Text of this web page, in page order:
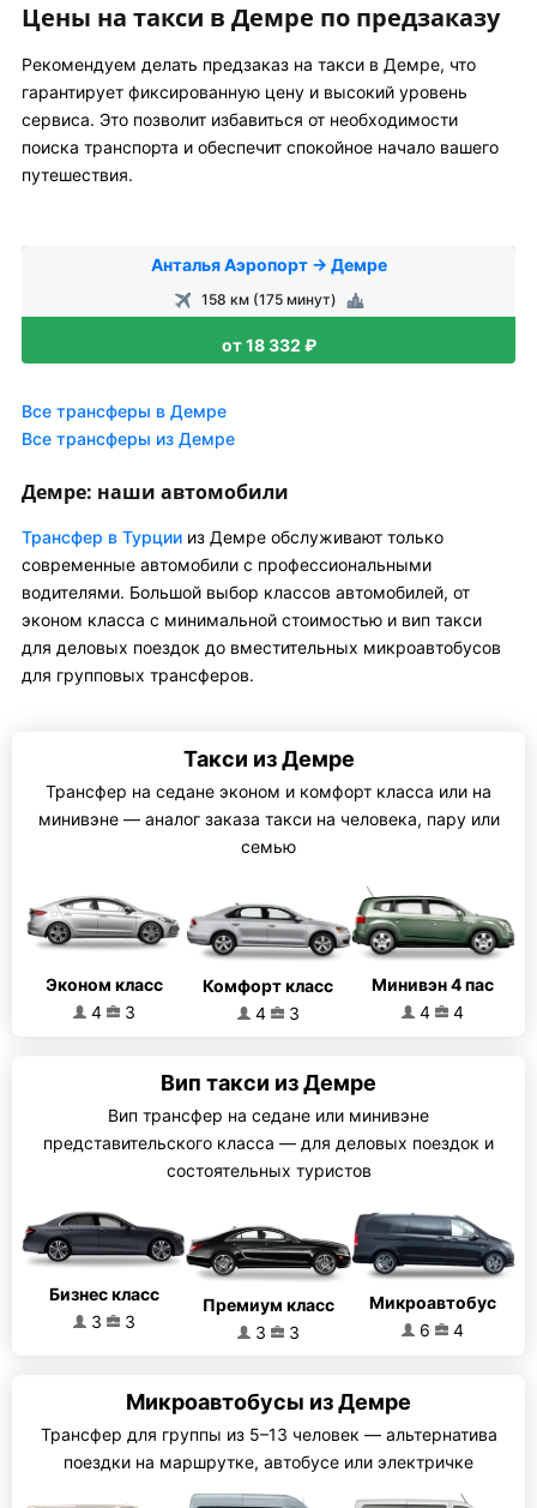
Цены на такси в Демре по предзаказу
Рекомендуем делать предзаказ на такси в Демре, что
гарантирует фиксированную цену и высокий уровень
сервиса. Это позволит избавиться от необходимости
поиска транспорта и обеспечит спокойное начало вашего
путешествия.
Анталья Аэропорт → Демре
158 км (175 минут)
от 18 332 ₽
Все трансферы в Демре
Все трансферы из Демре
Демре: наши автомобили
Трансфер в Турции из Демре обслуживают только
современные автомобили с профессиональными
водителями. Большой выбор классов автомобилей, от
эконом класса с минимальной стоимостью и вип такси
для деловых поездок до вместительных микроавтобусов
для групповых трансферов.
Такси из Демре
Трансфер на седане эконом и комфорт класса или на
минивэне — аналог заказа такси на человека, пару или
семью
Эконом класс
4
3
Комфорт класс
4
3
Минивэн 4 пас
4
4
Вип такси из Демре
Вип трансфер на седане или минивэне
представительского класса — для деловых поездок и
состоятельных туристов
Бизнес класс
3
3
Премиум класс
3
3
Микроавтобус
6
4
Микроавтобусы из Демре
Трансфер для группы из 5–13 человек — альтернатива
поездки на маршрутке, автобусе или электричке